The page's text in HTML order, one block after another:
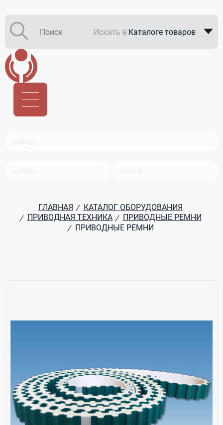
Искать в Каталоге товаров
ГЛАВНАЯ / КАТАЛОГ ОБОРУДОВАНИЯ
/
ПРИВОДНАЯ ТЕХНИКА /
ПРИВОДНЫЕ РЕМНИ
/ ПРИВОДНЫЕ РЕМНИ